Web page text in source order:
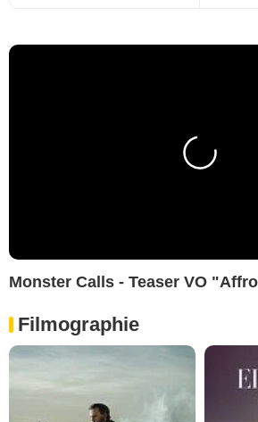
Monster Calls - Teaser VO
Filmographie